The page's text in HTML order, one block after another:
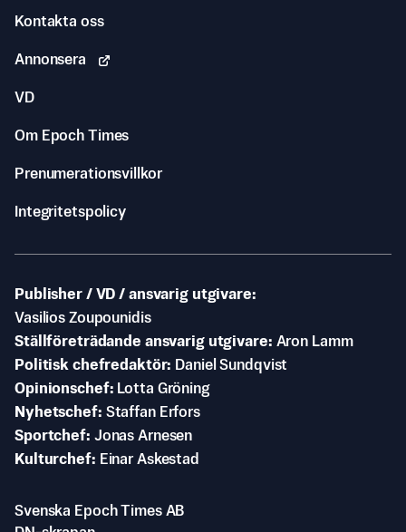
Kontakta oss
Annonsera
VD
Om Epoch Times
Prenumerationsvillkor
Integritetspolicy
Publisher / VD / ansvarig utgivare
Vasilios Zoupounidis
Ställföreträdande ansvarig utgivare Aron Lamm
Politisk chefredaktör
Daniel Sundqvist
Opinionschef
Lotta Gröning
Nyhetschef Staffan Erfors
Sportchef Jonas Arnesen
Kulturchef
Einar Askestad
Svenska Epoch Times AB